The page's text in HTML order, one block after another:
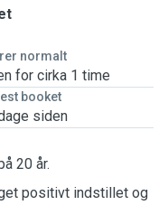
normalt
for cirka 1 time
booket
siden
20 år.
positivt indstillet og